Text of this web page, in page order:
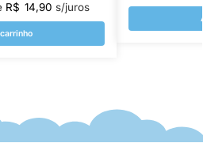
R$ 14,90 s/juros